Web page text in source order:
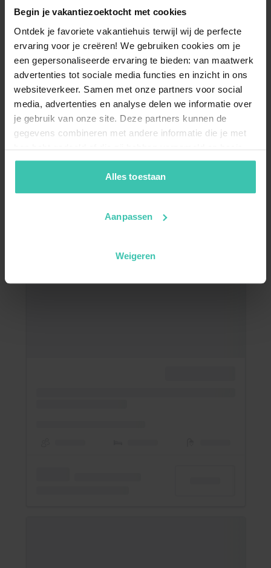
Begin je vakantiezoektocht met cookies
Ontdek je favoriete vakantiehuis terwijl wij de perfecte
ervaring voor je creëren! We gebruiken cookies om je
een gepersonaliseerde ervaring te bieden: van maatwerk
advertenties tot sociale media functies en inzicht in ons
websiteverkeer. Samen met onze partners voor social
media, advertenties en analyse delen we informatie over
je gebruik van onze site. Deze partners kunnen de
gegevens combineren met andere informatie die je met
hen hebt gedeeld of die zij hebben verzameld op basis
van je gebruik van hun diensten. Zo zorgen we ervoor dat
jouw vakantiezoektocht soepel en op maat verloopt!
Alles toestaan
Aanpassen
Weigeren